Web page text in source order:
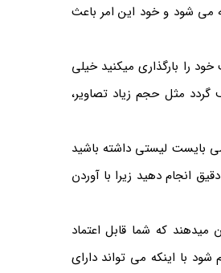
می شود و خود این امر باعث
را بارگذاری میکنید خیلی
مثل حجم زیاد تصاویر،
بایست لیستی داشته باشید
انجام دهید زیرا با آوردن
که شما قابل اعتماد
با اینکه می تواند دارای